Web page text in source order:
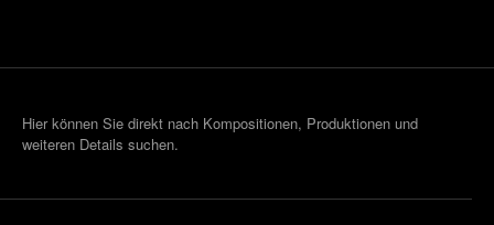
Hier können Sie direkt nach Kompositionen, Produktionen und
weiteren Details suchen.